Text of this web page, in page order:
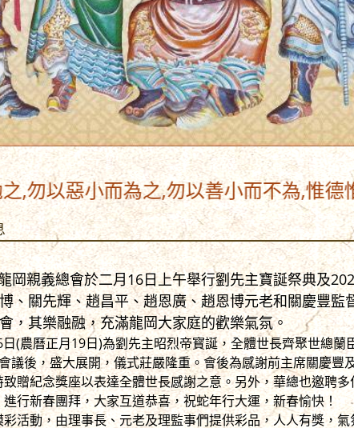
為之,勿以善小而不為,惟德惟賢,可以服
岡親義總會於二月16日上午舉行劉先主寶誕祭典及
、關先輝、趙昌平、趙恩廣、趙恩博元老和關慶豐
，其樂融融，充滿龍岡大家庭的歡樂氣氛。
(農曆正月19日)為劉先主昭烈帝寳誕，全體世長齊聚世總
議後，盛大展開，儀式莊嚴隆重。會後為感謝前主席關慶豐
贈紀念獎座以表達全體世長感謝之意。另外，華總也邀聘
行新春團拜，大家互道恭喜，祝蛇年行大運，新春愉快！
活動，由理事長、元老及理監事們提供彩品，人人有獎，